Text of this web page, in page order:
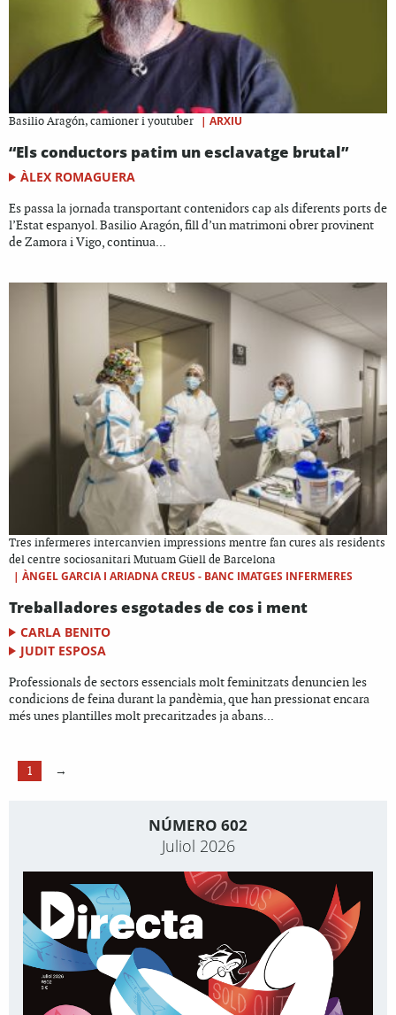
Basilio Aragón, camioner i youtuber | ARXIU
“Els conductors patim un esclavatge brutal”
ÀLEX ROMAGUERA
Es passa la jornada transportant contenidors cap als diferents ports de
l’Estat espanyol. Basilio Aragón, fill d’un matrimoni obrer provinent
de Zamora i Vigo, continua...
Tres infermeres intercanvien impressions mentre fan cures als residents
del centre sociosanitari Mutuam Güell de Barcelona
| ÀNGEL GARCIA I ARIADNA CREUS - BANC IMATGES INFERMERES
Treballadores esgotades de cos i ment
CARLA BENITO
JUDIT ESPOSA
Professionals de sectors essencials molt feminitzats denuncien les
condicions de feina durant la pandèmia, que han pressionat encara
més unes plantilles molt precaritzades ja abans...
1 →
NÚMERO 602
Juliol 2026